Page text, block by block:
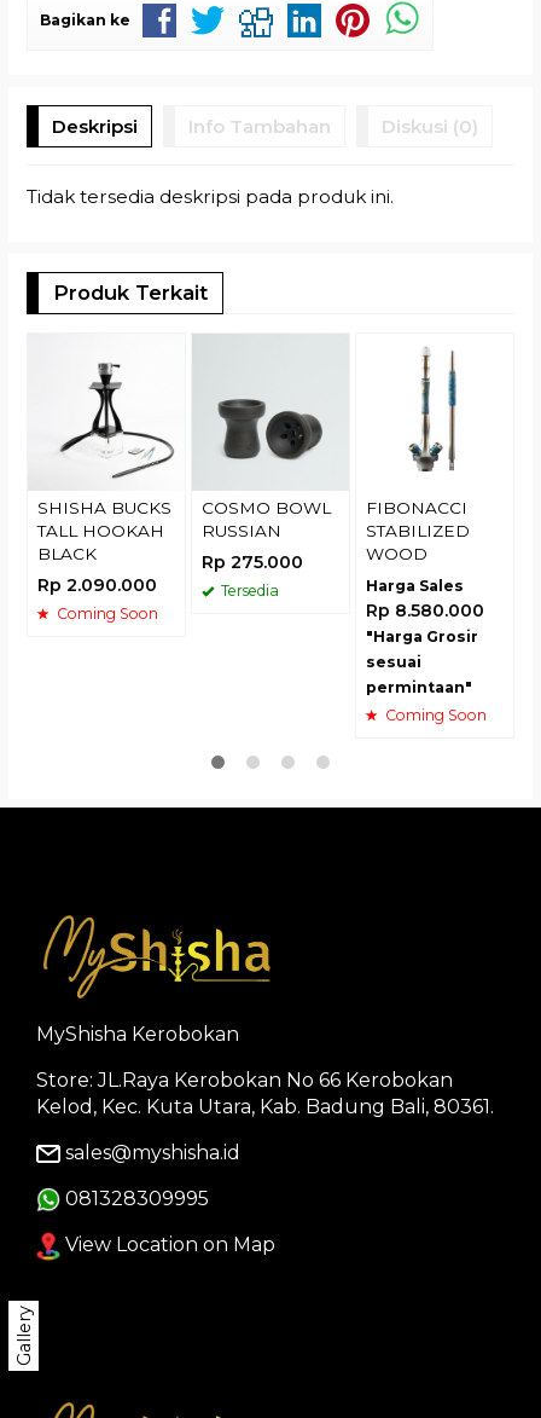
Bagikan ke
Deskripsi Info Tambahan Diskusi (0)
Tidak tersedia deskripsi pada produk ini.
Produk Terkait
SHISHA BUCKS
TALL HOOKAH
BLACK
Rp 2.090.000
Coming Soon
COSMO BOWL
RUSSIAN
Rp 275.000
Tersedia
FIBONACCI
STABILIZED
WOOD
Harga Sales
Rp 8.580.000
"Harga Grosir
sesuai
permintaan"
Coming Soon
Gallery
MyShisha Kerobokan
Store: JL.Raya Kerobokan No 66 Kerobokan
Kelod, Kec. Kuta Utara, Kab. Badung Bali, 80361.
sales@myshisha.id
081328309995
View Location on Map